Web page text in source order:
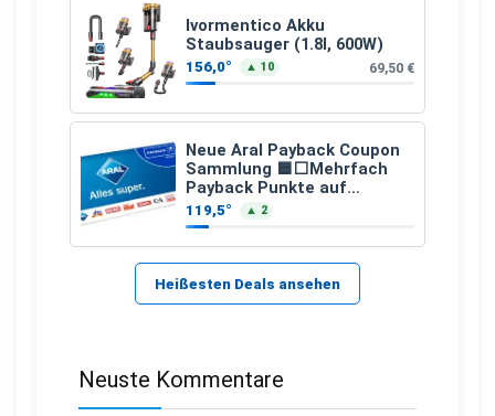
Ivormentico Akku
Staubsauger (1.8l, 600W)
156,0° ▲ 10 69,50 €
Neue Aral Payback Coupon
Sammlung 🟦⬜Mehrfach
Payback Punkte auf
Kraftstoffe und Erdgas
119,5° ▲ 2
Heißesten Deals ansehen
Neuste Kommentare